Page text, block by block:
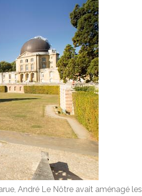
André Le Nôtre avait aménagé